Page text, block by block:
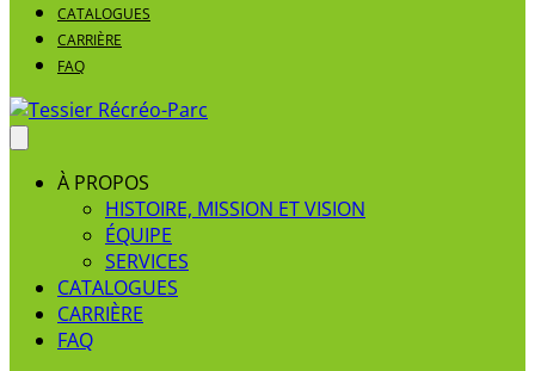
CATALOGUES
CARRIÈRE
FAQ
À PROPOS
HISTOIRE, MISSION ET VISION
ÉQUIPE
SERVICES
CATALOGUES
CARRIÈRE
FAQ